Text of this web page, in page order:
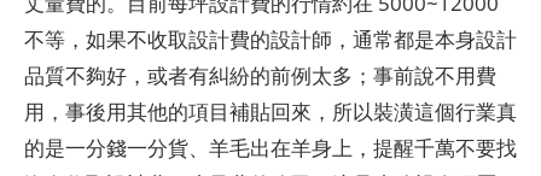
不等，如果不收取設計費的設計師，通常都是本身設計
品質不夠好，或者有糾紛的前例太多；事前說不用費
用，事後用其他的項目補貼回來，所以裝潢這個行業真
的是一分錢一分貨、羊毛出在羊身上，提醒千萬不要找